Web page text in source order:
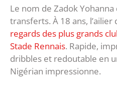
Le nom de Zadok
transferts. À 18 ans, l’ailier
regards des plus grands
Stade Rennais. Rapide,
dribbles et redoutable en
Nigérian impressionne.